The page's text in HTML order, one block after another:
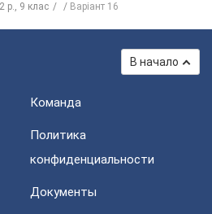
р., 9 клас
Варіант 16
В начало
Команда
Политика
конфиденциальности
Документы